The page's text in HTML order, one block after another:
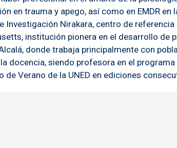
en trauma y apego, así como en EMDR en
Nirakara, centro de referencia
institución pionera en el desarrollo de
donde trabaja principalmente con
siendo profesora en el programa
Verano de la UNED en ediciones